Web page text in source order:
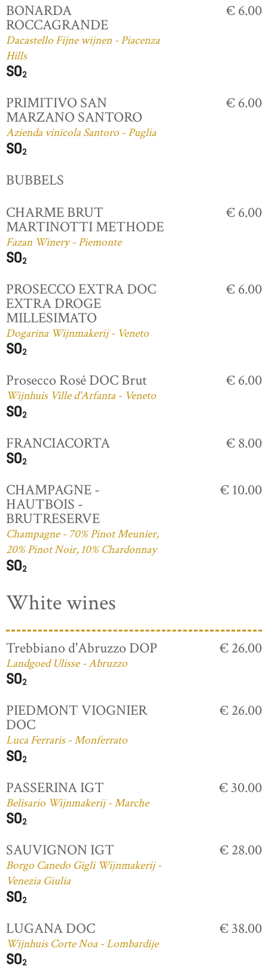
BONARDA
ROCCAGRANDE
Dacastello Fijne wijnen - Piacenza
Hills
€ 6.00
PRIMITIVO SAN
MARZANO SANTORO
Azienda vinicola Santoro - Puglia
€ 6.00
BUBBELS
CHARME BRUT
MARTINOTTI METHODE
Fazan Winery - Piemonte
€ 6.00
PROSECCO EXTRA DOC
EXTRA DROGE
MILLESIMATO
Dogarina Wijnmakerij - Veneto
€ 6.00
Prosecco Rosé DOC Brut
Wijnhuis Ville d'Arfanta - Veneto
€ 6.00
FRANCIACORTA € 8.00
CHAMPAGNE -
HAUTBOIS -
BRUTRESERVE
Champagne - 70% Pinot Meunier,
20% Pinot Noir, 10% Chardonnay
€ 10.00
White wines
Trebbiano d'Abruzzo DOP
Landgoed Ulisse - Abruzzo
€ 26.00
PIEDMONT VIOGNIER
DOC
Luca Ferraris - Monferrato
€ 26.00
PASSERINA IGT
Belisario Wijnmakerij - Marche
€ 30.00
SAUVIGNON IGT
Borgo Canedo Gigli Wijnmakerij -
Venezia Giulia
€ 28.00
LUGANA DOC
Wijnhuis Corte Noa - Lombardije
€ 38.00